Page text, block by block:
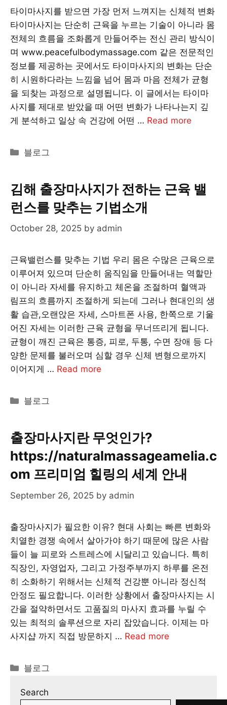
타이마사지를 받으면 가장 먼저 느껴지는 신체적 변화
타이마사지는 단순히 근육을 누르는 기술이 아니라 몸
전체의 흐름을 조화롭게 만들어주는 전신 관리 방식이
며 www.peacefulbodymassage.com 같은 전문적인
정보를 제공하는 곳에서도 타이마사지의 변화는 단순
히 시원하다라는 느낌을 넘어 몸과 마음 전체가 균형
을 되찾는 과정으로 설명됩니다. 이 글에서는 타이마
사지를 제대로 받았을 때 어떤 변화가 나타나는지 깊
게 분석하고 일상 속 건강에 어떤 … Read more
Categories
블로그
김해 출장마사지가 전하는 근육 밸
런스를 맞추는 기법소개
October 28, 2025 by admin
근육밸런스를 맞추는 기법 우리 몸은 수많은 근육으로
이루어져 있으며 단순히 움직임을 만들어내는 역할만
이 아니라 자세를 유지하고 체온을 조절하며 혈액과
림프의 흐름까지 조절하게 되는데 그러나 현대인의 생
활 습관,오랜앉은 자세, 스마트폰 사용, 한쪽으로 기울
어진 자세는 이러한 근육 균형을 무너뜨리게 됩니다.
균형이 깨진 근육은 통증, 피로, 두통, 수면 장애 등 다
양한 문제를 불러오며 심할 경우 신체 변형으로까지
이어지게 … Read more
Categories
블로그
출장마사지란 무엇인가?
https://naturalmassageamelia.c
om 프리미엄 힐링의 세계 안내
September 26, 2025 by admin
출장마사지가 필요한 이유? 현대 사회는 빠른 변화와
치열한 경쟁 속에서 살아가야 하기 때문에 많은 사람
들이 늘 피로와 스트레스에 시달리고 있습니다. 특히
직장인, 자영업자, 그리고 가정주부까지 하루를 온전
히 소화하기 위해서는 신체적 건강뿐 아니라 정신적
안정도 필요합니다. 이러한 상황에서 출장마사지는 시
간을 절약하면서도 고품질의 마사지 효과를 누릴 수
있는 최적의 솔루션으로 자리 잡았습니다. 이제는 마
사지샵 까지 직접 방문하지 … Read more
Categories
블로그
Search